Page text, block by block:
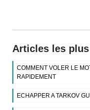
Articles les
COMMENT VOLER LE
RAPIDEMENT
ECHAPPER A TARKOV